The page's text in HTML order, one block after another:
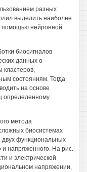
разных
выделить наиболее
помощью нейронной
биосигналов
данных о
кластеров,
состояниям. Тогда
на основе
определенному
метода
биосистемах
функциональных
и напряженного. На рис.
и электрической
напряжении,